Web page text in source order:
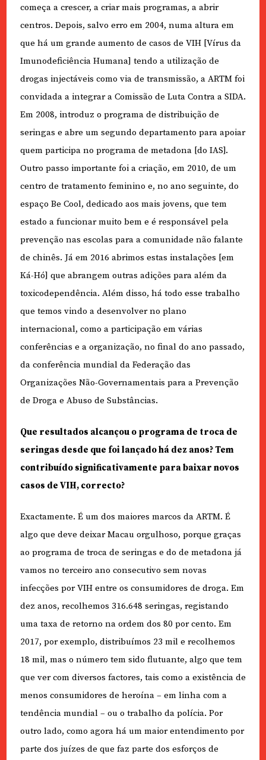
começa a crescer, a criar mais programas, a abrir
centros. Depois, salvo erro em 2004, numa altura em
que há um grande aumento de casos de VIH [Vírus da
Imunodeficiência Humana] tendo a utilização de
drogas injectáveis como via de transmissão, a ARTM foi
convidada a integrar a Comissão de Luta Contra a SIDA.
Em 2008, introduz o programa de distribuição de
seringas e abre um segundo departamento para apoiar
quem participa no programa de metadona [do IAS].
Outro passo importante foi a criação, em 2010, de um
centro de tratamento feminino e, no ano seguinte, do
espaço Be Cool, dedicado aos mais jovens, que tem
estado a funcionar muito bem e é responsável pela
prevenção nas escolas para a comunidade não falante
de chinês. Já em 2016 abrimos estas instalações [em
Ká-Hó] que abrangem outras adições para além da
toxicodependência. Além disso, há todo esse trabalho
que temos vindo a desenvolver no plano
internacional, como a participação em várias
conferências e a organização, no final do ano passado,
da conferência mundial da Federação das
Organizações Não-Governamentais para a Prevenção
de Droga e Abuso de Substâncias.
Que resultados alcançou o programa de troca de
seringas desde que foi lançado há dez anos? Tem
contribuído significativamente para baixar novos
casos de VIH, correcto?
Exactamente. É um dos maiores marcos da ARTM. É
algo que deve deixar Macau orgulhoso, porque graças
ao programa de troca de seringas e do de metadona já
vamos no terceiro ano consecutivo sem novas
infecções por VIH entre os consumidores de droga. Em
dez anos, recolhemos 316.648 seringas, registando
uma taxa de retorno na ordem dos 80 por cento. Em
2017, por exemplo, distribuímos 23 mil e recolhemos
18 mil, mas o número tem sido flutuante, algo que tem
que ver com diversos factores, tais como a existência de
menos consumidores de heroína – em linha com a
tendência mundial – ou o trabalho da polícia. Por
outro lado, como agora há um maior entendimento por
parte dos juízes de que faz parte dos esforços de